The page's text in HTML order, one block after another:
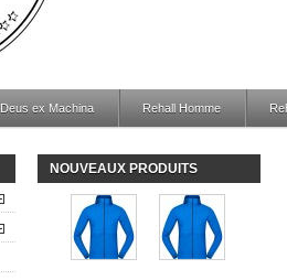
Deus ex Machina Rehall Homme
NOUVEAUX PRODUITS